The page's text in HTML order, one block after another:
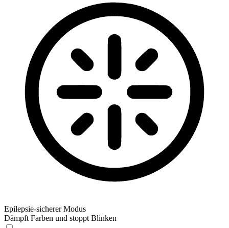
Epilepsie-sicherer Modus
Dämpft Farben und stoppt Blinken